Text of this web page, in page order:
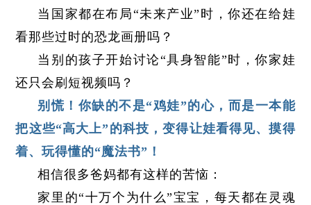
当国家都在布局“未来产业”时，你还在给娃
看那些过时的恐龙画册吗？
当别的孩子开始讨论“具身智能”时，你家娃
还只会刷短视频吗？
别慌！你缺的不是“鸡娃”的心，而是一本能
把这些“高大上”的科技，变得让娃看得见、摸得
着、玩得懂的“魔法书”！
相信很多爸妈都有这样的苦恼：
家里的“十万个为什么”宝宝，每天都在灵魂